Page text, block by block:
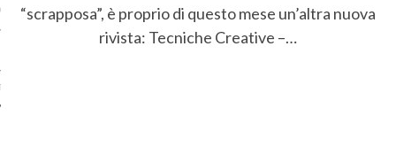
DI ACCESSO AI DATI
“scrapposa”, è proprio di questo mese un’altra nuova
rivista: Tecniche Creative –…